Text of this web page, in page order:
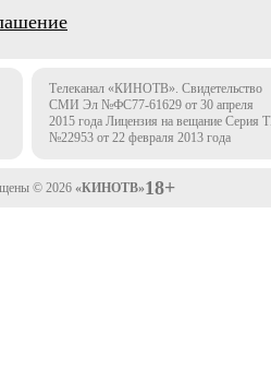
Телеканал «КИНОТВ». Свидетельство
СМИ Эл №ФС77-61629 от 30 апреля
2015 года Лицензия на вещание Серия
№22953 от 22 февраля 2013 года
© 2026 «КИНОТВ»18+